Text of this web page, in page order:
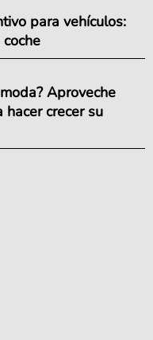
para vehículos:
Aproveche
crecer su